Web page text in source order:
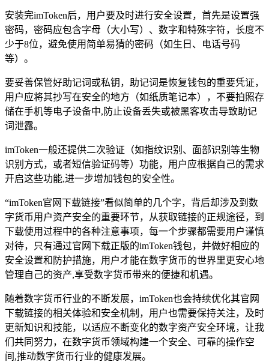
安装完imToken后，用户要及时进行安全设置，首先是设置强
密码，密码应包含字母（大小写）、数字和特殊字符，长度不
少于8位，避免使用简单易猜的密码（如生日、电话号码
等）。
要妥善保管好助记词或私钥，助记词是恢复钱包的重要凭证，
用户应将其抄写在安全的地方（如纸质笔记本），不要拍照存
储在手机等电子设备中,防止设备丢失或被黑客攻击导致助记
词泄露。
imToken一般还提供二次验证（如指纹识别、面部识别等生物
识别方式，或者短信验证码等）功能，用户应根据自己的需求
开启这些功能,进一步增加钱包的安全性。
“imToken官网下载链接”看似简单的几个字，背后却涉及到数
字货币用户资产安全的重要环节，从获取链接的正规途径，到
下载使用过程中的各种注意事项，每一个步骤都需要用户谨慎
对待，只有通过官网下载正版的imToken钱包，并做好相应的
安全设置和防护措施，用户才能在数字货币的世界里更安心地
管理自己的资产,享受数字货币带来的便捷和机遇。
随着数字货币行业的不断发展，imToken也会持续优化其官网
下载链接的相关体验和安全机制，用户也需要保持关注，及时
更新知识和技能，以适应不断变化的数字资产安全环境，让我
们共同努力，在数字货币领域构建一个安全、可靠的操作空
间,推动数字货币行业的健康发展。